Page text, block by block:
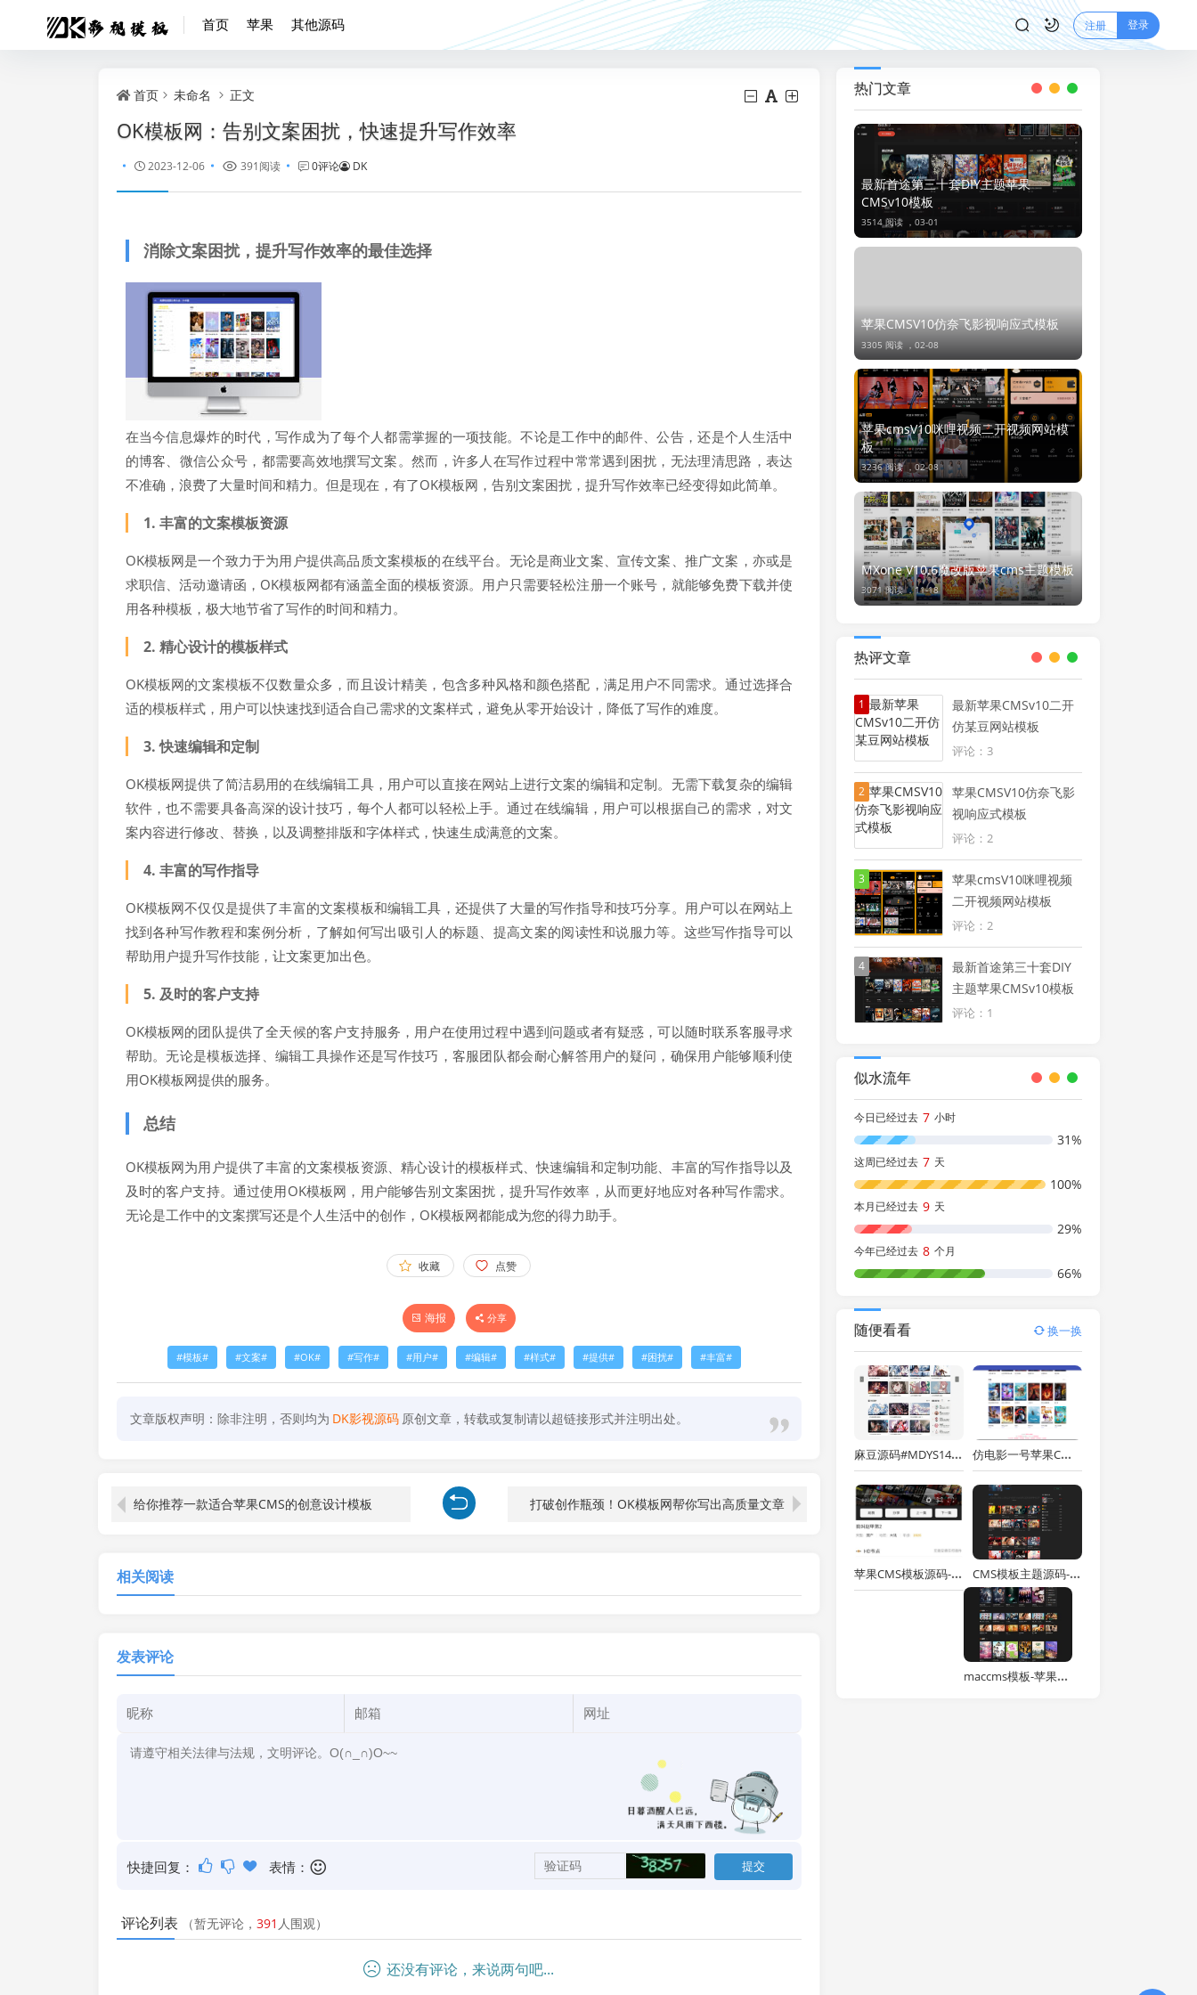
首页 苹果 其他源码 注册 登录
首页 未命名 正文
OK模板网：告别文案困扰，快速提升写作效率
2023-12-06 391阅读 0评论 DK
消除文案困扰，提升写作效率的最佳选择
在当今信息爆炸的时代，写作成为了每个人都需掌握的一项技能。不论是工作中的邮件、公告，还是个人生活中
的博客、微信公众号，都需要高效地撰写文案。然而，许多人在写作过程中常常遇到困扰，无法理清思路，表达
不准确，浪费了大量时间和精力。但是现在，有了OK模板网，告别文案困扰，提升写作效率已经变得如此简单。
1. 丰富的文案模板资源
OK模板网是一个致力于为用户提供高品质文案模板的在线平台。无论是商业文案、宣传文案、推广文案，亦或是
求职信、活动邀请函，OK模板网都有涵盖全面的模板资源。用户只需要轻松注册一个账号，就能够免费下载并使
用各种模板，极大地节省了写作的时间和精力。
2. 精心设计的模板样式
OK模板网的文案模板不仅数量众多，而且设计精美，包含多种风格和颜色搭配，满足用户不同需求。通过选择合
适的模板样式，用户可以快速找到适合自己需求的文案样式，避免从零开始设计，降低了写作的难度。
3. 快速编辑和定制
OK模板网提供了简洁易用的在线编辑工具，用户可以直接在网站上进行文案的编辑和定制。无需下载复杂的编辑
软件，也不需要具备高深的设计技巧，每个人都可以轻松上手。通过在线编辑，用户可以根据自己的需求，对文
案内容进行修改、替换，以及调整排版和字体样式，快速生成满意的文案。
4. 丰富的写作指导
OK模板网不仅仅是提供了丰富的文案模板和编辑工具，还提供了大量的写作指导和技巧分享。用户可以在网站上
找到各种写作教程和案例分析，了解如何写出吸引人的标题、提高文案的阅读性和说服力等。这些写作指导可以
帮助用户提升写作技能，让文案更加出色。
5. 及时的客户支持
OK模板网的团队提供了全天候的客户支持服务，用户在使用过程中遇到问题或者有疑惑，可以随时联系客服寻求
帮助。无论是模板选择、编辑工具操作还是写作技巧，客服团队都会耐心解答用户的疑问，确保用户能够顺利使
用OK模板网提供的服务。
总结
OK模板网为用户提供了丰富的文案模板资源、精心设计的模板样式、快速编辑和定制功能、丰富的写作指导以及
及时的客户支持。通过使用OK模板网，用户能够告别文案困扰，提升写作效率，从而更好地应对各种写作需求。
无论是工作中的文案撰写还是个人生活中的创作，OK模板网都能成为您的得力助手。
收藏 点赞
海报 分享
模板 文案 OK 写作 用户 编辑 样式 提供 困扰 丰富
文章版权声明：除非注明，否则均为 DK影视源码 原创文章，转载或复制请以超链接形式并注明出处。
给你推荐一款适合苹果CMS的创意设计模板 打破创作瓶颈！OK模板网帮你写出高质量文章
相关阅读
发表评论
快捷回复： 表情：
评论列表 （暂无评论， 391 人围观）
还没有评论，来说两句吧...
热门文章
最新首途第三十套DIY主题苹果
CMSv10模板
3514 阅读 ， 03-01
苹果CMSV10仿奈飞影视响应式模板
3305 阅读 ， 02-08
苹果cmsV10咪哩视频二开视频网站模
板
3236 阅读 ， 02-08
MXone V10.6魔改版苹果cms主题模板
3071 阅读 ，11-18
热评文章
1
最新苹果CMSv10二开
仿某豆网站模板
评论：3
2
苹果CMSV10仿奈飞影
视响应式模板
评论：2
3
苹果cmsV10咪哩视频
二开视频网站模板
评论：2
4
最新首途第三十套DIY
主题苹果CMSv10模板
评论：1
似水流年
今日已经过去 7 小时
31%
这周已经过去 7 天
100%
本月已经过去 9 天
29%
今年已经过去 8 个月
66%
随便看看 换一换
麻豆源码#MDYS14,苹果CMS V10_二开苹果cms视频网站源码模板 仿电影一号苹果CMSV10主题模板自适应
苹果CMS模板源码-苹果CMS自适应源码-maccmsv10版本-SEO优化收录好 CMS模板主题源码-电影模板-影视网站源码-自适应高端带后台
maccms模板-苹果cms主题源码-自适应高端模板带后台